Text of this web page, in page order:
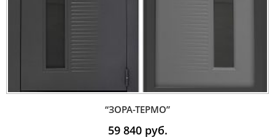
“ЗОРА-ТЕРМО”
59 840руб.